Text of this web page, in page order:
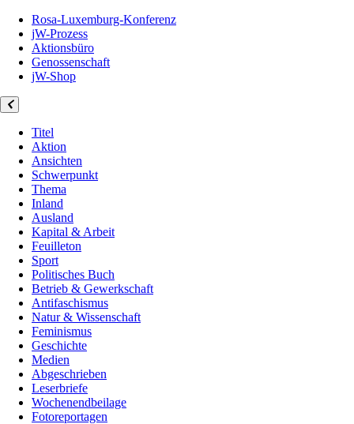
Rosa-Luxemburg-Konferenz
jW-Prozess
Aktionsbüro
Genossenschaft
jW-Shop
Titel
Aktion
Ansichten
Schwerpunkt
Thema
Inland
Ausland
Kapital & Arbeit
Feuilleton
Sport
Politisches Buch
Betrieb & Gewerkschaft
Antifaschismus
Natur & Wissenschaft
Feminismus
Geschichte
Medien
Abgeschrieben
Leserbriefe
Wochenendbeilage
Fotoreportagen